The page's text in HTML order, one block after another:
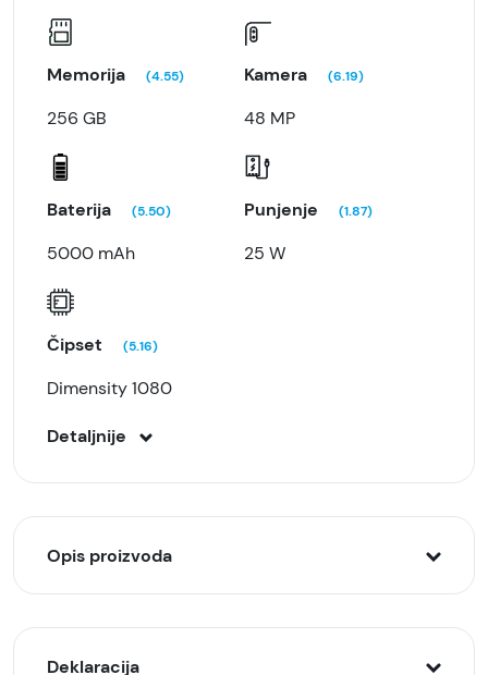
Memorija (4.55)
256 GB
Kamera (6.19)
48 MP
Baterija (5.50)
5000 mAh
Punjenje (1.87)
25 W
Čipset (5.16)
Dimensity 1080
Detaljnije
Opis proizvoda
svojim minimalističkim konturama i svilenkastom
Deklaracija